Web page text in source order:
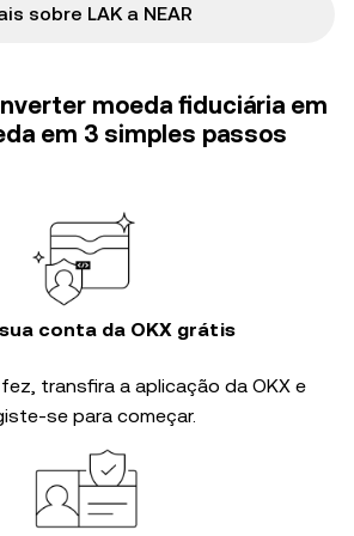
sobre LAK a NEAR
moeda fiduciária em
em 3 simples passos
conta da OKX grátis
transfira a aplicação da OKX e
se para começar.